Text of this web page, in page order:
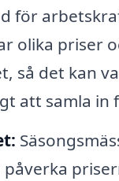
för
olika priser
så det kan
att samla in
påverka